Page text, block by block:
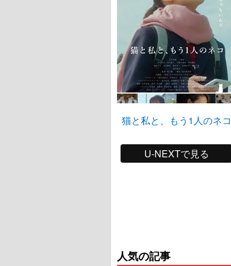
猫と私と、もう1人のネコ
U-NEXTで見る
人気の記事